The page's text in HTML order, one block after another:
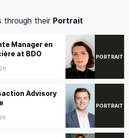
through their Portrait
Manager en
at BDO
PORTRAIT
Advisory
PORTRAIT